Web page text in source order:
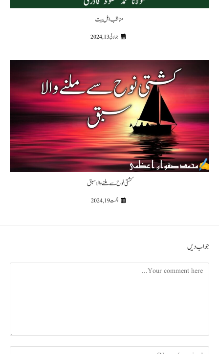
مناقب اہل بیت
جولائی 13, 2024
کشتی نوح سے ملنے والا سبق
اگست 19, 2024
جواب دیں